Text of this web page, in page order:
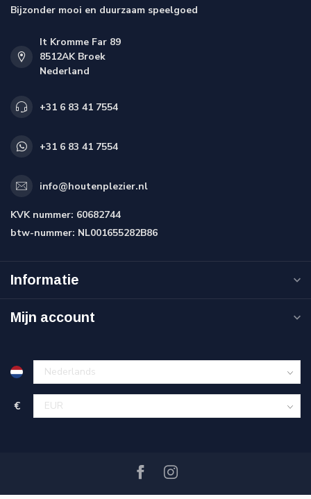
Bijzonder mooi en duurzaam speelgoed
It Kromme Far 89
8512AK Broek
Nederland
+31 6 83 41 7554
+31 6 83 41 7554
info@houtenplezier.nl
KVK nummer: 60682744
btw-nummer: NL001655282B86
Informatie
Mijn account
€